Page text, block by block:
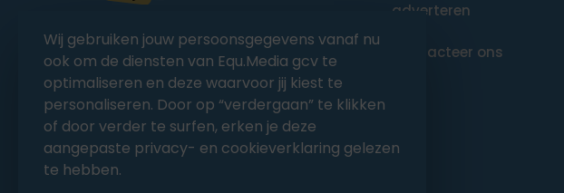
You Ride it We Write it,
Equestrian news
adverteren
Contacteer ons
Wij gebruiken jouw persoonsgegevens vanaf nu
ook om de diensten van Equ.Media gcv te
optimaliseren en deze waarvoor jij kiest te
personaliseren. Door op “verdergaan” te klikken
of door verder te surfen, erken je deze
aangepaste privacy- en cookieverklaring gelezen
te hebben.